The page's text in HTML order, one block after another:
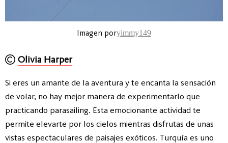
Imagen poryimmy149
Olivia Harper
Si eres un amante de la aventura y te encanta la sensación
de volar, no hay mejor manera de experimentarlo que
practicando parasailing. Esta emocionante actividad te
permite elevarte por los cielos mientras disfrutas de unas
vistas espectaculares de paisajes exóticos. Turquía es uno